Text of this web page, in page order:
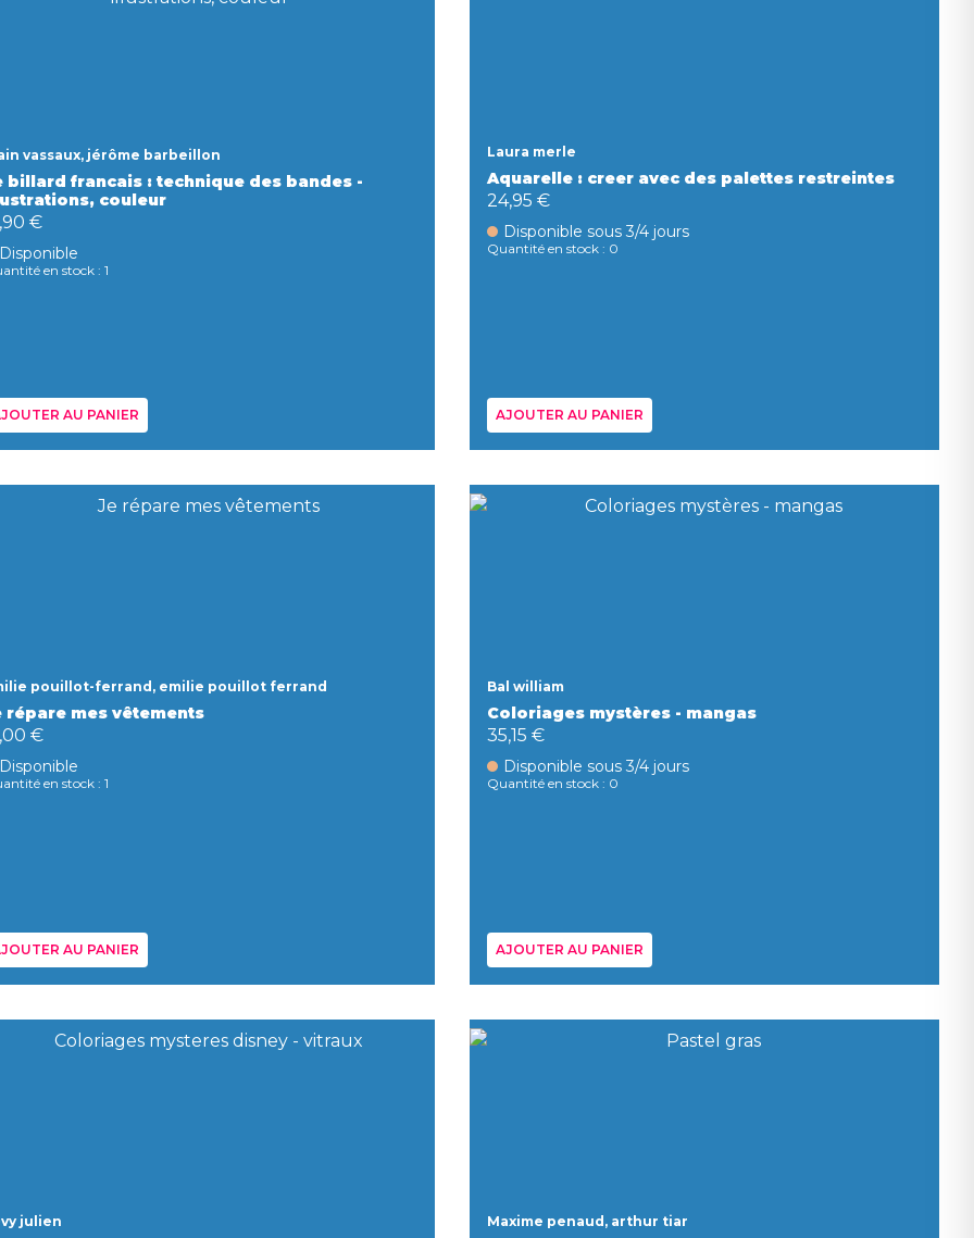
vassaux, jérôme barbeillon
billard francais : technique des bandes -
couleur
€
Disponible
en stock : 1
AU PANIER
Laura merle
Aquarelle : creer avec des palettes restreintes
24,95 €
Disponible sous 3/4 jours
Quantité en stock : 0
AJOUTER AU PANIER
pouillot-ferrand, emilie pouillot ferrand
répare mes vêtements
€
Disponible
en stock : 1
AU PANIER
Bal william
Coloriages mystères - mangas
35,15 €
Disponible sous 3/4 jours
Quantité en stock : 0
AJOUTER AU PANIER
julien Maxime penaud, arthur tiar